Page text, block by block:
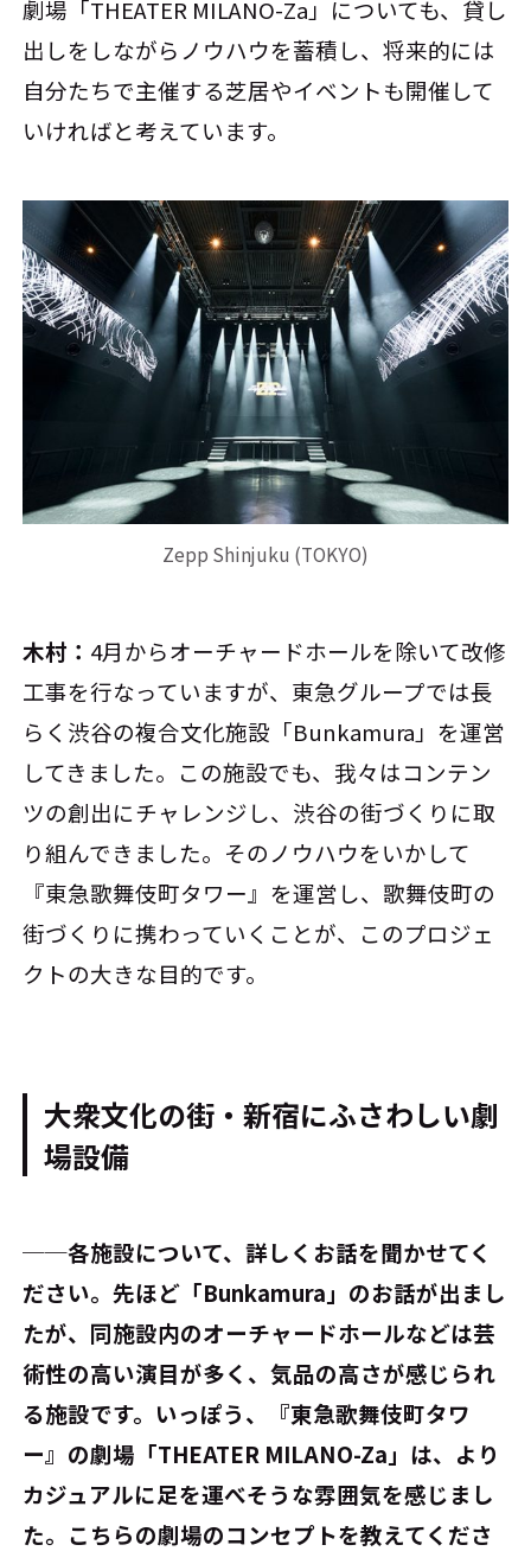
劇場「THEATER MILANO-Za」についても、貸し
出しをしながらノウハウを蓄積し、将来的には
自分たちで主催する芝居やイベントも開催して
いければと考えています。
Zepp Shinjuku (TOKYO)
木村： 4月からオーチャードホールを除いて改修
工事を行なっていますが、東急グループでは長
らく渋谷の複合文化施設「Bunkamura」を運営
してきました。この施設でも、我々はコンテン
ツの創出にチャレンジし、渋谷の街づくりに取
り組んできました。そのノウハウをいかして
『東急歌舞伎町タワー』を運営し、歌舞伎町の
街づくりに携わっていくことが、このプロジェ
クトの大きな目的です。
大衆文化の街・新宿にふさわしい劇
場設備
──各施設について、詳しくお話を聞かせてく
ださい。先ほど「Bunkamura」のお話が出まし
たが、同施設内のオーチャードホールなどは芸
術性の高い演目が多く、気品の高さが感じられ
る施設です。いっぽう、『東急歌舞伎町タワ
ー』の劇場「THEATER MILANO-Za」は、より
カジュアルに足を運べそうな雰囲気を感じまし
た。こちらの劇場のコンセプトを教えてくださ